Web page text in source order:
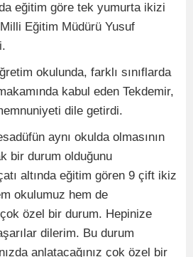
eğitim göre tek yumurta ikizi
Eğitim Müdürü Yusuf
okulunda, farklı sınıflarda
kabul eden Tekdemir,
dile getirdi.
aynı okulda olmasının
bir durum olduğunu
altında eğitim gören 9 çift ikiz
okulumuz hem de
özel bir durum. Hepinize
dilerim. Bu durum
anlatacağınız çok özel bir